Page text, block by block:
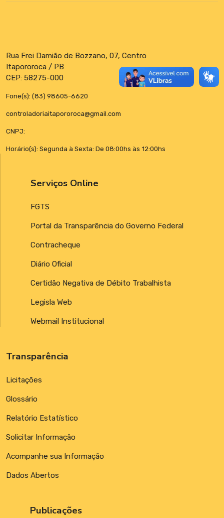
Rua Frei Damião de Bozzano, 07, Centro
Itapororoca / PB
CEP: 58275-000
Fone(s): (83) 98605-6620
controladoriaitapororoca@gmail.com
CNPJ:
Horário(s): Segunda à Sexta: De 08:00hs às 12:00hs
Serviços Online
FGTS
Portal da Transparência do Governo Federal
Contracheque
Diário Oficial
Certidão Negativa de Débito Trabalhista
Legisla Web
Webmail Institucional
Transparência
Licitações
Glossário
Relatório Estatístico
Solicitar Informação
Acompanhe sua Informação
Dados Abertos
Publicações